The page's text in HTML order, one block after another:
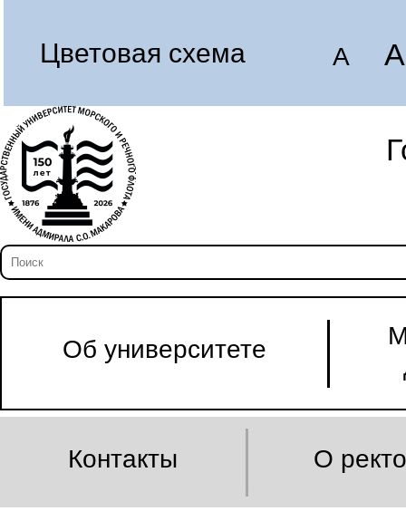
Цветовая схема A A
Об университете
Контакты О